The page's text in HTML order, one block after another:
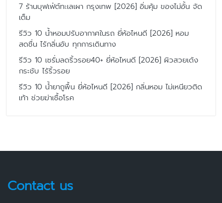
7 ร้านบุฟเฟ่ต์ทะเลเผา กรุงเทพ [2026] อิ่มคุ้ม ของไม่อั้น จัด
เต็ม
รีวิว 10 น้ำหอมปรับอากาศในรถ ยี่ห้อไหนดี [2026] หอม
สดชื่น ไร้กลิ่นอับ ทุกการเดินทาง
รีวิว 10 เซรั่มลดริ้วรอย40+ ยี่ห้อไหนดี [2026] ผิวสวยเด้ง
กระชับ ไร้ริ้วรอย
รีวิว 10 น้ำยาถูพื้น ยี่ห้อไหนดี [2026] กลิ่นหอม ไม่เหนียวติด
เท้า ช่วยฆ่าเชื้อโรค
Contact us